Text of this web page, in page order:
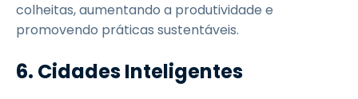
colheitas, aumentando a produtividade e
promovendo práticas sustentáveis.
6. Cidades Inteligentes